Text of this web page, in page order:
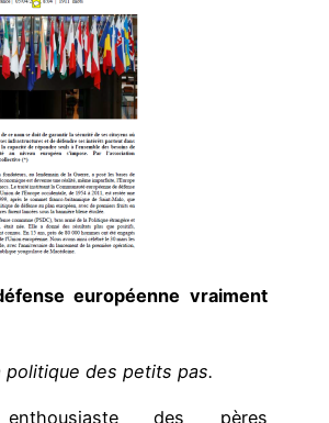
européenne vraiment
politique des petits pas.
enthousiaste des pères